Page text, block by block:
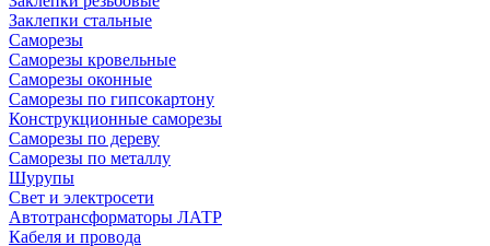
Заклепки стальные
Саморезы
Саморезы кровельные
Саморезы оконные
Саморезы по гипсокартону
Конструкционные саморезы
Саморезы по дереву
Саморезы по металлу
Шурупы
Свет и электросети
Автотрансформаторы ЛАТР
Кабеля и провода